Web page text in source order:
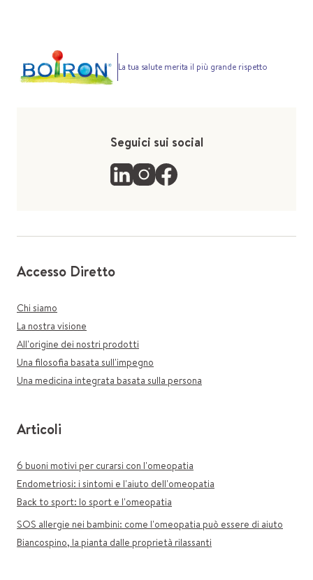
La tua salute merita il più grande rispetto
Seguici sui social
Accesso Diretto
Chi siamo
La nostra visione
All'origine dei nostri prodotti
Una filosofia basata sull'impegno
Una medicina integrata basata sulla persona
Articoli
6 buoni motivi per curarsi con l'omeopatia
Endometriosi: i sintomi e l'aiuto dell'omeopatia
Back to sport: lo sport e l'omeopatia
SOS allergie nei bambini: come l'omeopatia può essere di aiuto
Biancospino, la pianta dalle proprietà rilassanti